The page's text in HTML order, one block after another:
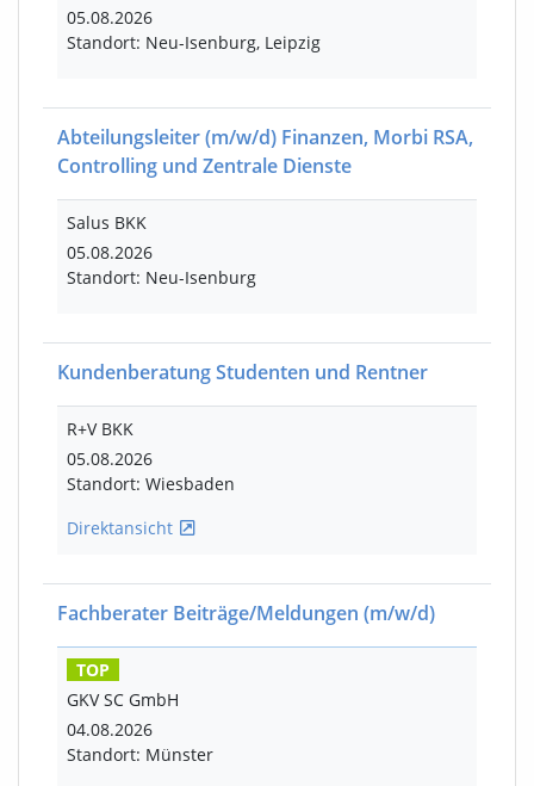
05.08.2026
Standort: Neu-Isenburg, Leipzig
Abteilungsleiter(m/w/d) Finanzen, Morbi RSA,
Controlling und Zentrale Dienste
Salus BKK
05.08.2026
Standort: Neu-Isenburg
Kundenberatung Studenten und Rentner
R+V BKK
05.08.2026
Standort: Wiesbaden
Direktansicht
Fachberater Beiträge/Meldungen (m/w/d)
TOP
GKV SC GmbH
04.08.2026
Standort: Münster